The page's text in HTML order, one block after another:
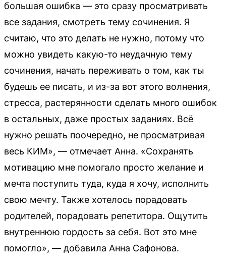
большая ошибка — это сразу просматривать
все задания, смотреть тему сочинения. Я
считаю, что это делать не нужно, потому что
можно увидеть какую-то неудачную тему
сочинения, начать переживать о том, как ты
будешь ее писать, и из-за вот этого волнения,
стресса, растерянности сделать много ошибок
в остальных, даже простых заданиях. Всё
нужно решать поочередно, не просматривая
весь КИМ», — отмечает Анна. «Сохранять
мотивацию мне помогало просто желание и
мечта поступить туда, куда я хочу, исполнить
свою мечту. Также хотелось порадовать
родителей, порадовать репетитора. Ощутить
внутреннюю гордость за себя. Вот это мне
помогло», — добавила Анна Сафонова.